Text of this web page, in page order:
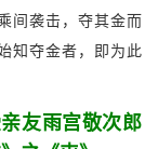
间袭击，夺其金而
知夺金者，即为此
友雨宫敬次郎